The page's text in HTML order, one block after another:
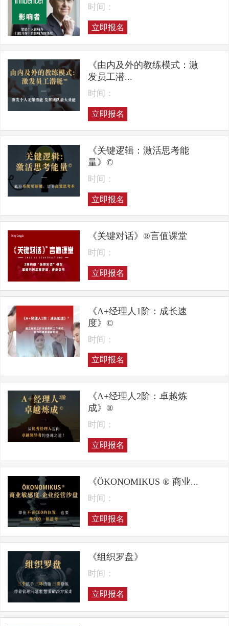
时间：
立即报名
《由内及外的教练模式：激
发员工潜...
时间：
立即报名
《关键逻辑：激活思考能
量》©
时间：
立即报名
《关键对话》®言值课堂
时间：
立即报名
《A+经理人1阶：成长速
度》©
时间：
立即报名
《A+经理人2阶：卓越炼
成》®
时间：
立即报名
《ÖKONOMIKUS ® 商业...
时间：
立即报名
《组织罗盘》
时间：
立即报名